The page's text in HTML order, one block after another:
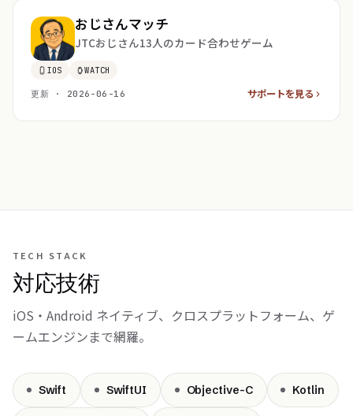
おじさんマッチ
JTCおじさん13人のカード合わせゲーム
IOS WATCH
更新 · 2026-06-16 サポートを見る
TECH STACK
対応技術
iOS・Android ネイティブ、クロスプラットフォーム、ゲ
ームエンジンまで網羅。
Swift SwiftUI Objective-C Kotlin